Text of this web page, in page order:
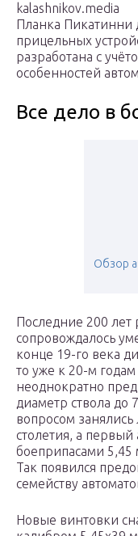
kalashnikov.media
Планка Пикатинни
прицельных
разработана с
особенностей
Все дело в
Обзор
Последние 200 лет
сопровождалось
конце 19-го века
то уже к 20-м
неоднократно
диаметр ствола до
вопросом
столетия, а
боеприпасами 5,45
Так появился
семейству
Новые винтовки